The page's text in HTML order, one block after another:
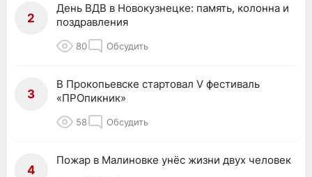
2
День ВДВ в Новокузнецке: память, колонна и
поздравления
80 Обсудить
3
В Прокопьевске стартовал V фестиваль
«ПРОпикник»
58 Обсудить
4
Пожар в Малиновке унёс жизни двух человек